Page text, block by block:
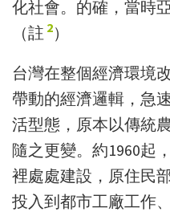
化社會。的確 ， 當時
（註 2）
台灣在整個經濟環境
帶動的經濟邏輯，急
活型態，原本以傳統
隨之更變。約1960起
裡處處建設，原住民
投入到都市工廠工作